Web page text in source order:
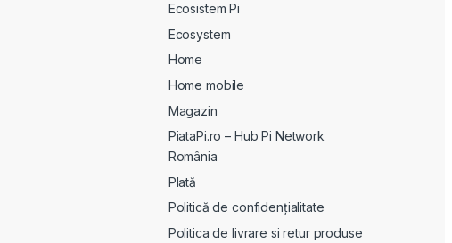
Ecosistem Pi
Ecosystem
Home
Home mobile
Magazin
PiataPi.ro – Hub Pi Network
România
Plată
Politică de confidențialitate
Politica de livrare si retur produse